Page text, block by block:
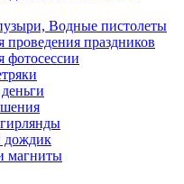
Водные пистолеты
проведения праздников
фотосессии
дождик
магниты